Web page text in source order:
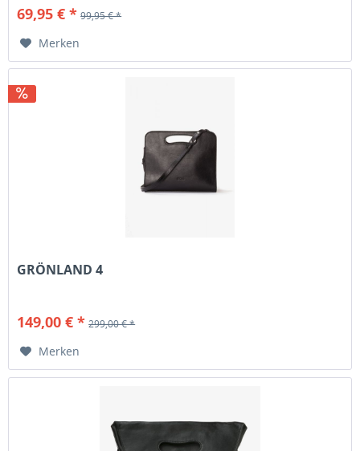
69,95 € * 99,95 € *
Merken
GRÖNLAND 4
149,00 € * 299,00 € *
Merken